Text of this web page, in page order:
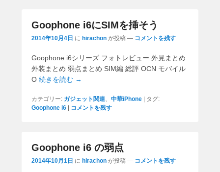
Goophone i6にSIMを挿そう
2014年10月4日 に hirachon が投稿 — コメントを残す
Goophone i6シリーズ フォトレビュー 外見まとめ
外装まとめ 弱点まとめ SIM編 総評 OCN モバイル
O 続きを読む →
カテゴリー: ガジェット関連、 中華iPhone | タグ:
Goophone i6 | コメントを残す
Goophone i6 の弱点
2014年10月1日 に hirachon が投稿 — コメントを残す